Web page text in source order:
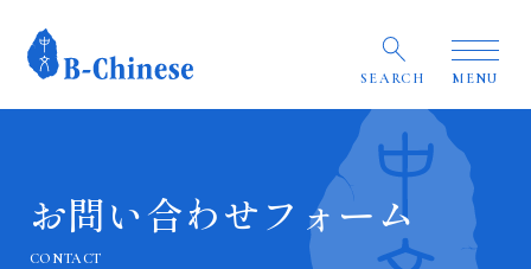
SEARCH MENU
お問い合わせフォーム
CONTACT